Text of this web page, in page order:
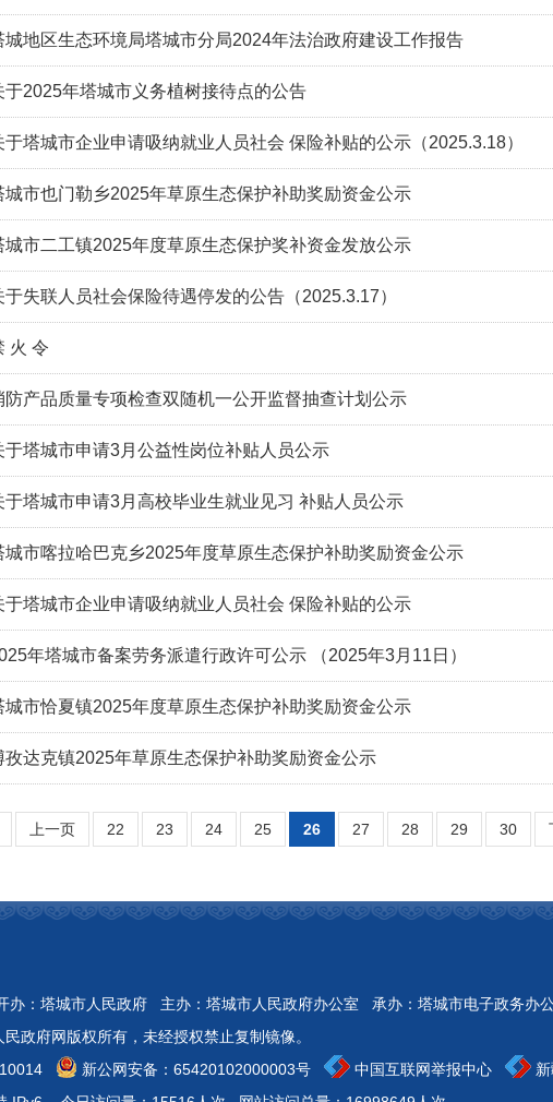
城地区生态环境局塔城市分局2024年法治政府建设工作报告
于2025年塔城市义务植树接待点的公告
于塔城市企业申请吸纳就业人员社会 保险补贴的公示（2025.3.18）
城市也门勒乡2025年草原生态保护补助奖励资金公示
城市二工镇2025年度草原生态保护奖补资金发放公示
于失联人员社会保险待遇停发的公告（2025.3.17）
火 令
防产品质量专项检查双随机一公开监督抽查计划公示
于塔城市申请3月公益性岗位补贴人员公示
于塔城市申请3月高校毕业生就业见习 补贴人员公示
城市喀拉哈巴克乡2025年度草原生态保护补助奖励资金公示
于塔城市企业申请吸纳就业人员社会 保险补贴的公示
年塔城市备案劳务派遣行政许可公示 （2025年3月11日）
城市恰夏镇2025年度草原生态保护补助奖励资金公示
孜达克镇2025年草原生态保护补助奖励资金公示
上一页 22 23 24 25 26 27 28 29 30
：塔城市人民政府 主办：塔城市人民政府办公室 承办：塔城市电子政务办
政府网版权所有，未经授权禁止复制镜像。
新公网安备： 65420102000003号 中国互联网举报中心